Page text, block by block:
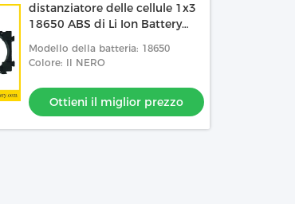
distanziatore delle cellule 1x3
18650 ABS di Li Ion Battery
Modello della batteria: 18650
Colore: Il NERO
Ottieni il miglior prezzo